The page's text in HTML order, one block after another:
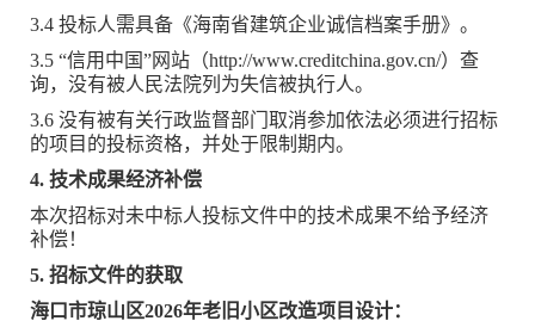
3.4 投标人需具备《海南省建筑企业诚信档案手册》。
3.5 “信用中国”网站（http://www.creditchina.gov.cn/）查
询，没有被人民法院列为失信被执行人。
3.6 没有被有关行政监督部门取消参加依法必须进行招标
的项目的投标资格，并处于限制期内。
4. 技术成果经济补偿
本次招标对未中标人投标文件中的技术成果不给予经济
补偿！
5. 招标文件的获取
海口市琼山区2026年老旧小区改造项目设计：